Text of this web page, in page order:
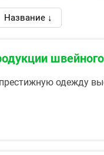
Название ↓
швейного
одежду